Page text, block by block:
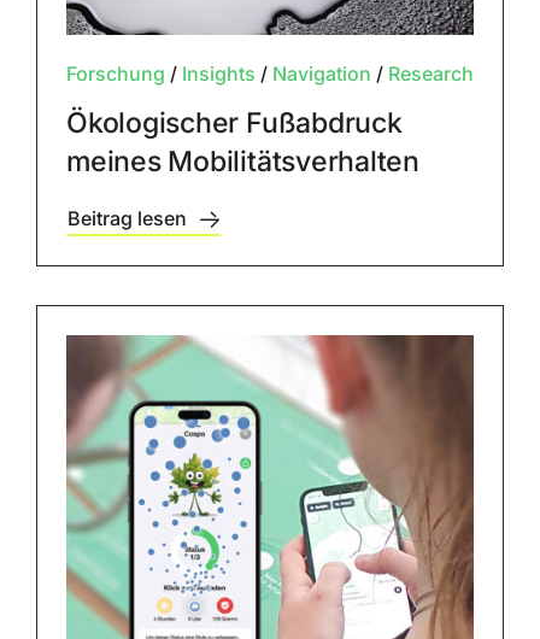
Forschung / Insights / Navigation / Research
Ökologischer Fußabdruck
meines Mobilitätsverhalten
Beitrag lesen